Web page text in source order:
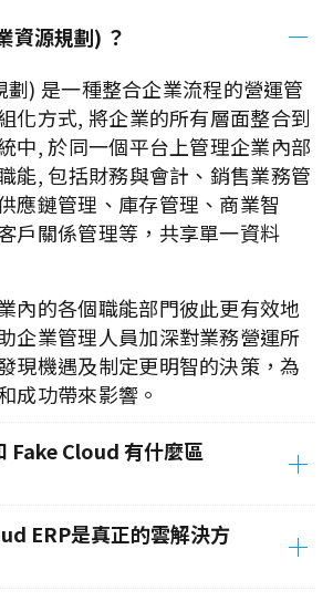
資源規劃) ？
劃) 是一種整合企業流程的營運管
化方式, 將企業的所有層面整合到
中, 於同一個平台上管理企業內部
能, 包括財務與會計、銷售業務管
應鏈管理、庫存管理、商業智
戶關係管理等，共享單一資料
內的各個職能部門彼此更有效地
企業管理人員加深對業務營運所
現機遇及制定更明智的決策，為
成功帶來影響。
Fake Cloud 有什麼區
ERP是真正的雲解決方